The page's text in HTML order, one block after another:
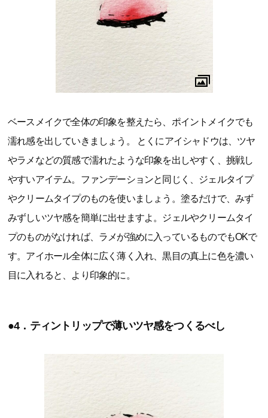
ベースメイクで全体の印象を整えたら、ポイントメイクでも
濡れ感を出していきましょう。 とくにアイシャドウは、ツヤ
やラメなどの質感で濡れたような印象を出しやすく、挑戦し
やすいアイテム。ファンデーションと同じく、ジェルタイプ
やクリームタイプのものを使いましょう。塗るだけで、みず
みずしいツヤ感を簡単に出せますよ。ジェルやクリームタイ
プのものがなければ、ラメが強めに入っているものでもOKで
す。アイホール全体に広く薄く入れ、黒目の真上に色を濃い
目に入れると、より印象的に。
●4．ティントリップで薄いツヤ感をつくるべし